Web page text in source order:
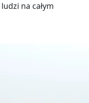
na całym